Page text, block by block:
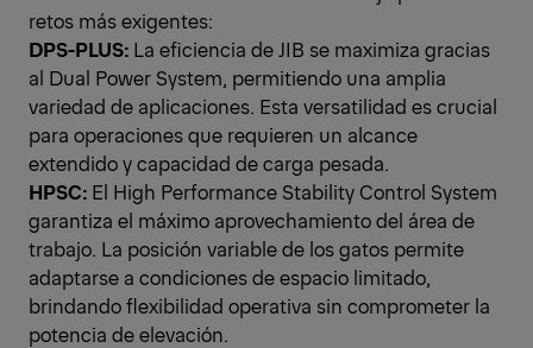
retos más exigentes:
DPS-PLUS: La eficiencia de JIB se maximiza gracias
al Dual Power System, permitiendo una amplia
variedad de aplicaciones. Esta versatilidad es crucial
para operaciones que requieren un alcance
extendido y capacidad de carga pesada.
HPSC: El High Performance Stability Control System
garantiza el máximo aprovechamiento del área de
trabajo. La posición variable de los gatos permite
adaptarse a condiciones de espacio limitado,
brindando flexibilidad operativa sin comprometer la
potencia de elevación.